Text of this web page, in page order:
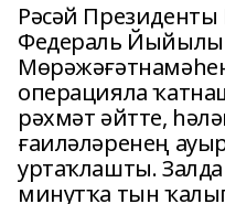
Рәсәй
Федераль
операцияла
рәхмәт әйтте,
ғаиләләренең
уртаҡлашты.
минутҡа тын